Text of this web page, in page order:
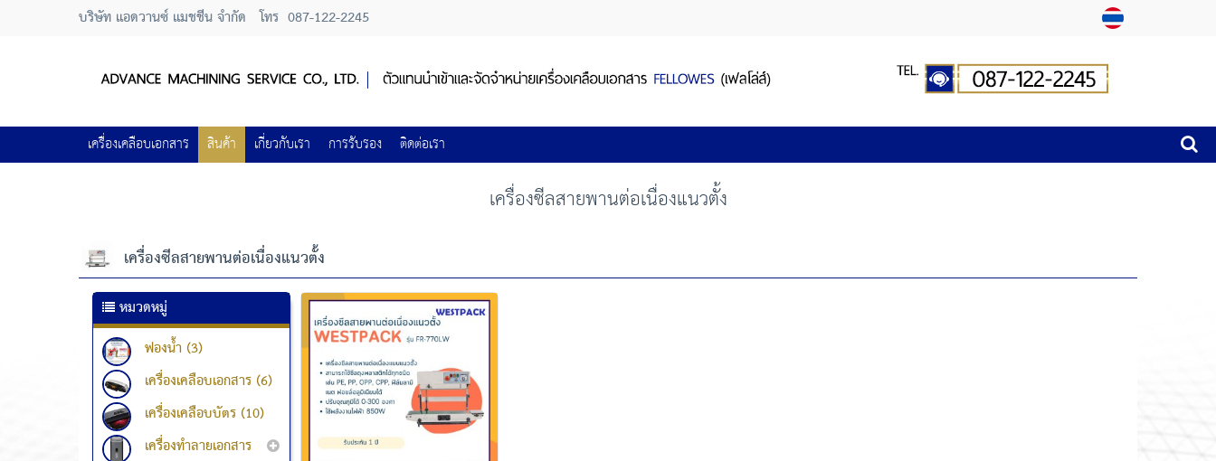
บริษัท แอดวานซ์ แมชชีน จำกัด โทร 087-122-2245
เครื่องเคลือบเอกสาร สินค้า เกี่ยวกับเรา การรับรอง ติดต่อเรา
เครื่องซีลสายพานต่อเนื่องแนวตั้ง
เครื่องซีลสายพานต่อเนื่องแนวตั้ง
หมวดหมู่
ฟองน้ำ (3)
เครื่องเคลือบเอกสาร (6)
เครื่องเคลือบบัตร (10)
เครื่องทำลายเอกสาร